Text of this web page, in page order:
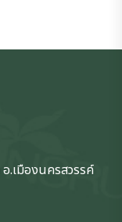
อ.เมืองนครสวรรค์